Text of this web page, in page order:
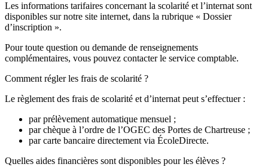
Les informations tarifaires concernant la scolarité et l’internat sont
disponibles sur notre site internet, dans la rubrique « Dossier
d’inscription ».
Pour toute question ou demande de renseignements
complémentaires, vous pouvez contacter le service comptable.
Comment régler les frais de scolarité ?
Le règlement des frais de scolarité et d’internat peut s’effectuer :
par prélèvement automatique mensuel ;
par chèque à l’ordre de l’OGEC des Portes de Chartreuse ;
par carte bancaire directement via ÉcoleDirecte.
Quelles aides financières sont disponibles pour les élèves ?